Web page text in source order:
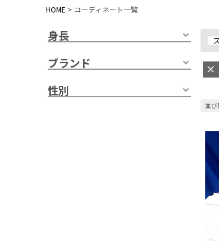
HOME コーディネート一覧
身長
ブランド
性別
並び